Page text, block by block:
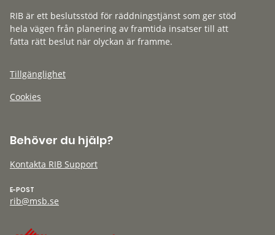
RIB är ett beslutsstöd för räddningstjänst som ger stöd
hela vägen från planering av framtida insatser till att
fatta rätt beslut när olyckan är framme.
Tillgänglighet
Cookies
Behöver du hjälp?
Kontakta RIB Support
E-POST
rib@msb.se